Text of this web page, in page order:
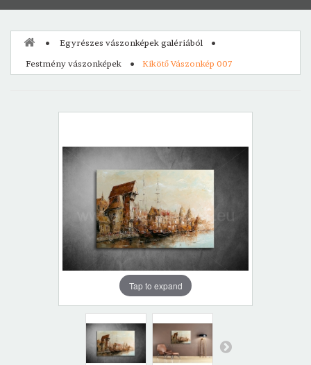
Egyrészes vászonképek galériából
Festmény vászonképek
Kikötő Vászonkép 007
Tap to expand